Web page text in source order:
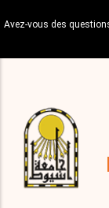
au
principal
Avez-vous des
décisions
Expatriés
Journal